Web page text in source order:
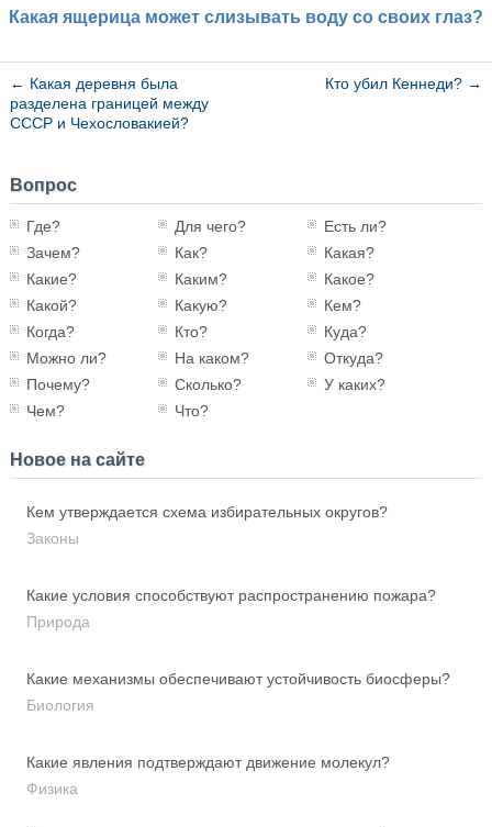
Какая ящерица может слизывать воду со своих глаз?
← Какая деревня была
разделена границей между
СССР и Чехословакией?
Кто убил Кеннеди? →
Вопрос
Где? Для чего?
Есть ли?
Зачем?
Как?
Какая?
Какие?
Каким?
Какое?
Какой?
Какую?
Кем?
Когда?
Кто?
Куда?
Можно ли?
На каком?
Откуда?
Почему?
Сколько?
У каких?
Чем?
Что?
Новое на сайте
Кем утверждается схема избирательных округов?
Законы
Какие условия способствуют распространению пожара?
Природа
Какие механизмы обеспечивают устойчивость биосферы?
Биология
Какие явления подтверждают движение молекул?
Физика